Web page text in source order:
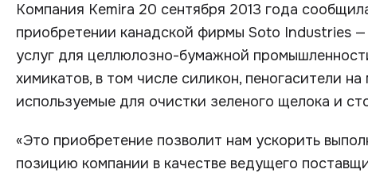
Компания Kemira 20 сентября 2013 года
приобретении канадской фирмы Soto Industries
услуг для целлюлозно-бумажной
химикатов, в том числе силикон, пеногасители
используемые для очистки зеленого щелока и
«Это приобретение позволит нам ускорить
позицию компании в качестве ведущего